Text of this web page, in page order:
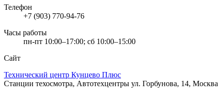
Телефон
+7 (903) 770-94-76
Часы работы
пн-пт 10:00–17:00; сб 10:00–15:00
Сайт
Технический центр Кунцево Плюс
Станции техосмотра, Автотехцентры ул. Горбунова, 14, Москва